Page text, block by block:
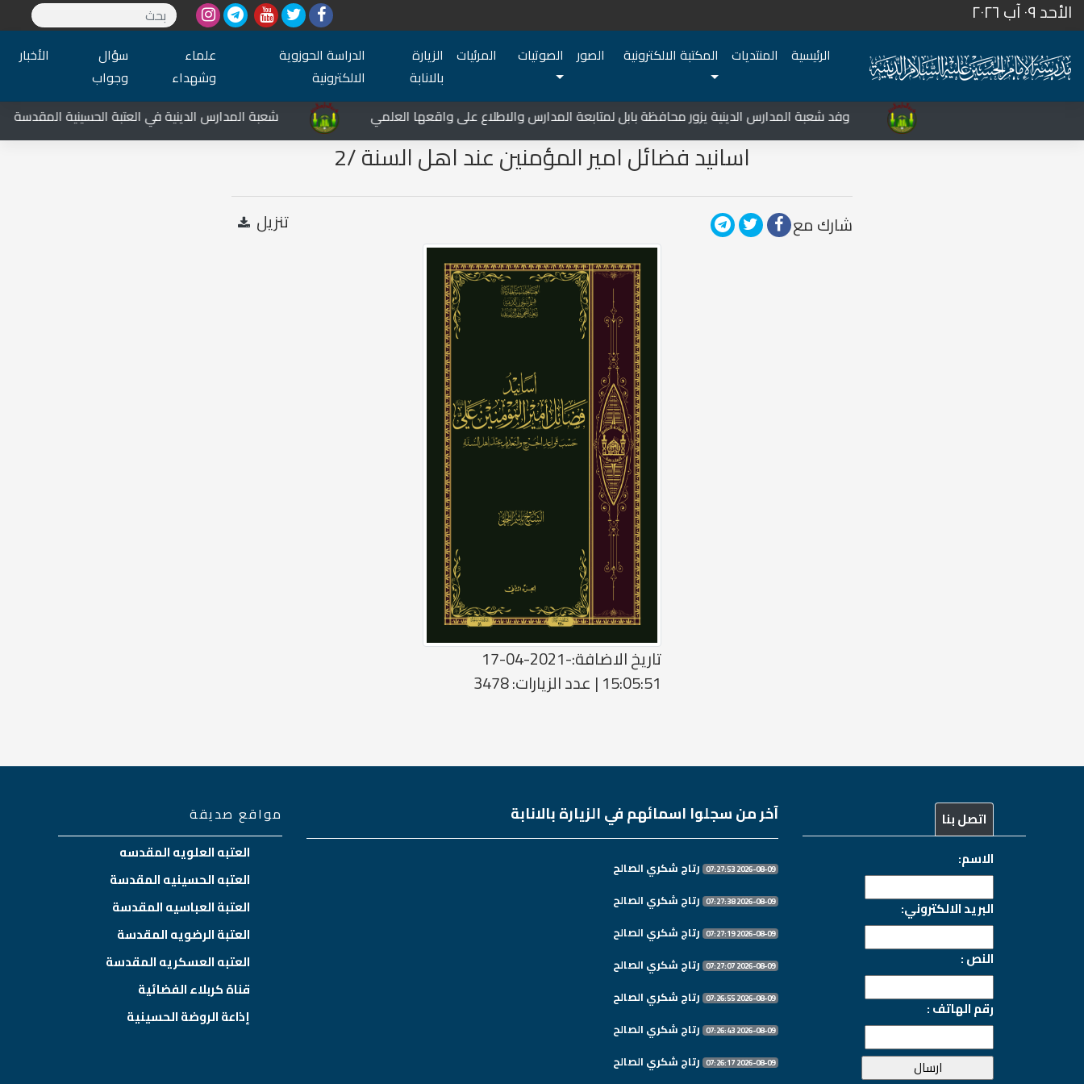
الأحد ٠٩ آب ٢٠٢٦
الرئيسية المنتديات المكتبة الالكترونية الصور الصوتيات المرئيات الزيارة
بالانابة
الدراسة الحوزوية
الالكترونية
علماء
وشهداء
سؤال
وجواب
الأخبار
وفد شعبة المدارس الدينية يزور محافظة بابل لمتابعة المدارس والاطلاع على واقعها العلمي شعبة المدارس الدينية في العتبة الحسينية المقدسة
اسانيد فضائل امير المؤمنين عند اهل السنة /2
شارك مع تنزيل
تاريخ الاضافة:-2021-04-17
15:05:51 | عدد الزيارات: 3478
اتصل بنا
الاسم:
البريد الالكتروني:
النص :
رقم الهاتف :
آخر من سجلوا اسمائهم في الزيارة بالانابة
2026-08-09 07:27:53 رتاج شكري الصالح
2026-08-09 07:27:38 رتاج شكري الصالح
2026-08-09 07:27:19 رتاج شكري الصالح
2026-08-09 07:27:07 رتاج شكري الصالح
2026-08-09 07:26:55 رتاج شكري الصالح
2026-08-09 07:26:43 رتاج شكري الصالح
2026-08-09 07:26:17 رتاج شكري الصالح
مواقع صديقة
العتبه العلويه المقدسه
العتبه الحسينيه المقدسة
العتبة العباسيه المقدسة
العتبة الرضويه المقدسة
العتبه العسكريه المقدسة
قناة كربلاء الفضائية
إذاعة الروضة الحسينية